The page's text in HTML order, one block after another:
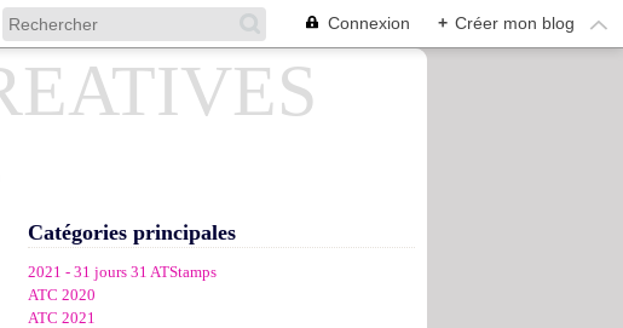
Connexion + Créer mon blog
Catégories principales
2021 - 31 jours 31 ATStamps
ATC 2020
ATC 2021